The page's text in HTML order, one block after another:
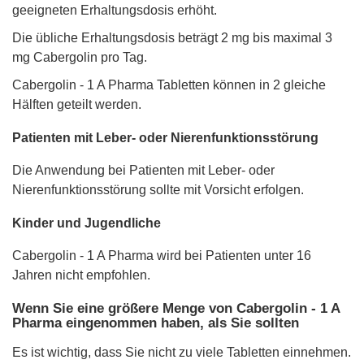
geeigneten Erhaltungsdosis erhöht.
Die übliche Erhaltungsdosis beträgt 2 mg bis maximal 3
mg Cabergolin pro Tag.
Cabergolin - 1 A Pharma Tabletten können in 2 gleiche
Hälften geteilt werden.
Patienten mit Leber- oder Nierenfunktionsstörung
Die Anwendung bei Patienten mit Leber- oder
Nierenfunktionsstörung sollte mit Vorsicht erfolgen.
Kinder und Jugendliche
Cabergolin - 1 A Pharma wird bei Patienten unter 16
Jahren nicht empfohlen.
Wenn Sie eine größere Menge von Cabergolin - 1 A
Pharma eingenommen haben, als Sie sollten
Es ist wichtig, dass Sie nicht zu viele Tabletten einnehmen.